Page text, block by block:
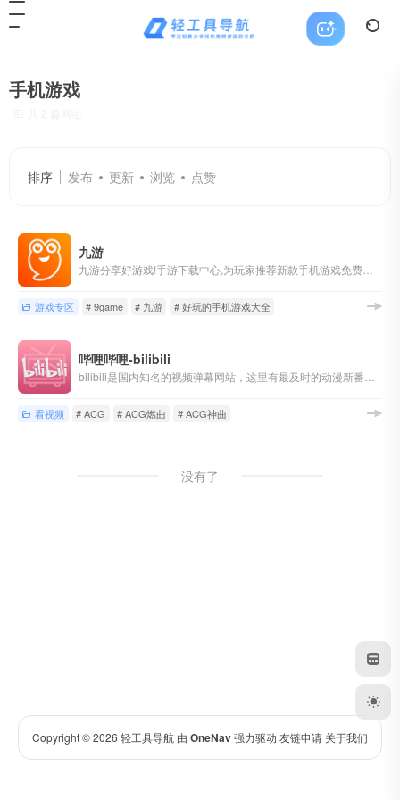
手机游戏
排序 发布 更新 浏览 点赞
九游
游戏专区 # 9game # 九游 # 好玩的手机游戏大全
哔哩哔哩-bilibili
看视频 # ACG # ACG燃曲 # ACG神曲
没有了
Copyright © 2026 轻工具导航 由 OneNav强力驱动 友链申请 关于我们